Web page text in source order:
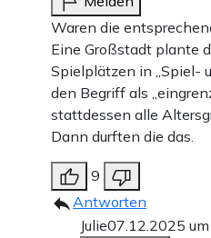
Waren die
Eine Großstadt plante
Spielplätzen in „Spiel-
den Begriff als
stattdessen alle
Dann durften die das.
9
Antworten
Julie07.12.2025